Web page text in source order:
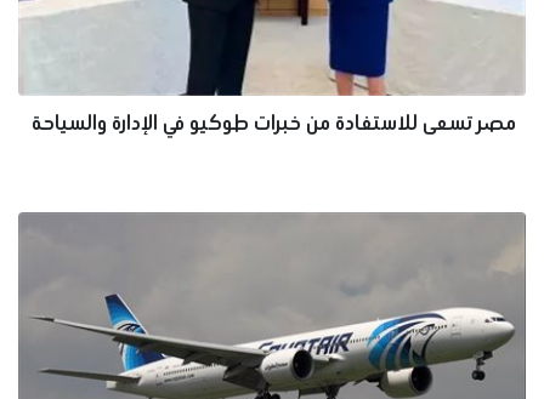
مصر تسعى للاستفادة من خبرات طوكيو في الإدارة والسياحة